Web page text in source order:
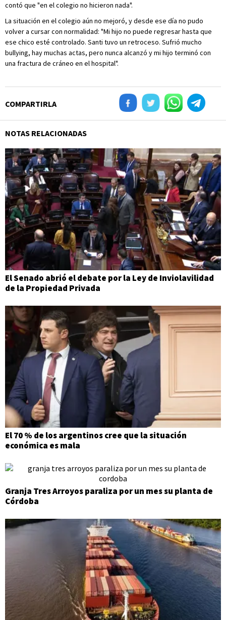
contó que "en el colegio no hicieron nada".
La situación en el colegio aún no mejoró, y desde ese día no pudo
volver a cursar con normalidad: "Mi hijo no puede regresar hasta que
ese chico esté controlado. Santi tuvo un retroceso. Sufrió mucho
bullying, hay muchas actas, pero nunca alcanzó y mi hijo terminó con
una fractura de cráneo en el hospital".
COMPARTIRLA
NOTAS RELACIONADAS
El Senado abrió el debate por la Ley de Inviolavilidad
de la Propiedad Privada
El 70 % de los argentinos cree que la situación
económica es mala
Granja Tres Arroyos paraliza por un mes su planta de
Córdoba